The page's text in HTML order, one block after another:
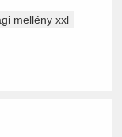
mellény xxl